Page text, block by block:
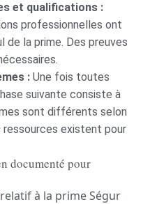
et qualifications :
professionnelles ont
de la prime. Des preuves
: Une fois toutes
suivante consiste à
sont différents selon
existent pour
documenté pour
à la prime Ségur